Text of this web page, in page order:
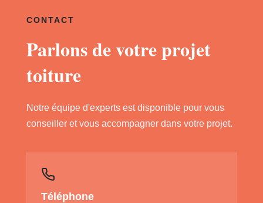
CONTACT
Parlons de votre projet
toiture
Notre équipe d'experts est disponible pour vous
conseiller et vous accompagner dans votre projet.
Téléphone